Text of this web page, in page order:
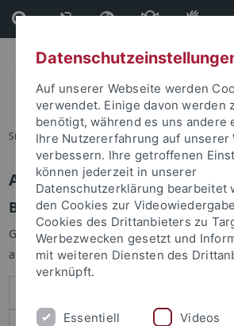
Direkt
zum
Inhalt
Direkt
zur
Fußleiste
Sie sind hier: Startseite
Anmelden
Benutzeranmeldung
Geben Sie Ihren Benutzernamen und Ihr
anzumelden:
Auf unserer Webseite werden
verwendet. Einige davon werden
benötigt, während es uns andere
Ihre Nutzererfahrung auf unserer
verbessern. Ihre getroffenen
können jederzeit in unserer
Datenschutzerklärung bearbeitet
den Cookies zur
Cookies des Drittanbieters zu
Werbezwecken gesetzt und
mit weiteren Diensten des
verknüpft.
Essentiell Videos